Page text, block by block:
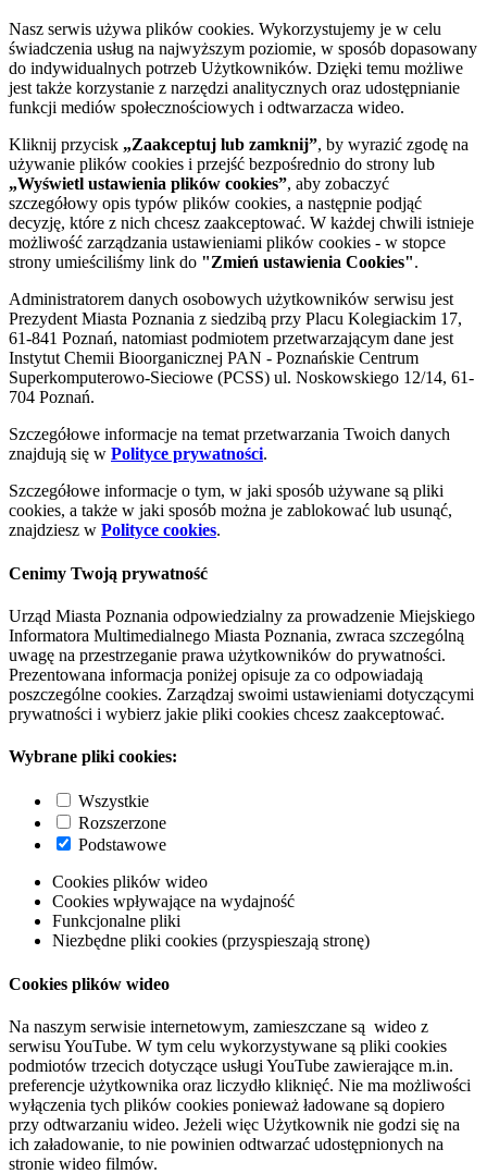
Nasz serwis używa plików cookies. Wykorzystujemy je w celu
świadczenia usług na najwyższym poziomie, w sposób dopasowany
do indywidualnych potrzeb Użytkowników. Dzięki temu możliwe
jest także korzystanie z narzędzi analitycznych oraz udostępnianie
funkcji mediów społecznościowych i odtwarzacza wideo.
Kliknij przycisk „Zaakceptuj lub zamknij”, by wyrazić zgodę na
używanie plików cookies i przejść bezpośrednio do strony lub
„Wyświetl ustawienia plików cookies”, aby zobaczyć
szczegółowy opis typów plików cookies, a następnie podjąć
decyzję, które z nich chcesz zaakceptować. W każdej chwili istnieje
możliwość zarządzania ustawieniami plików cookies - w stopce
strony umieściliśmy link do "Zmień ustawienia Cookies".
Administratorem danych osobowych użytkowników serwisu jest
Prezydent Miasta Poznania z siedzibą przy Placu Kolegiackim 17,
61-841 Poznań, natomiast podmiotem przetwarzającym dane jest
Instytut Chemii Bioorganicznej PAN - Poznańskie Centrum
Superkomputerowo-Sieciowe (PCSS) ul. Noskowskiego 12/14, 61-
704 Poznań.
Szczegółowe informacje na temat przetwarzania Twoich danych
znajdują się w Polityce prywatności.
Szczegółowe informacje o tym, w jaki sposób używane są pliki
cookies, a także w jaki sposób można je zablokować lub usunąć,
znajdziesz w Polityce cookies.
Cenimy Twoją prywatność
Urząd Miasta Poznania odpowiedzialny za prowadzenie Miejskiego
Informatora Multimedialnego Miasta Poznania, zwraca szczególną
uwagę na przestrzeganie prawa użytkowników do prywatności.
Prezentowana informacja poniżej opisuje za co odpowiadają
poszczególne cookies. Zarządzaj swoimi ustawieniami dotyczącymi
prywatności i wybierz jakie pliki cookies chcesz zaakceptować.
Wybrane pliki cookies:
Wszystkie
Rozszerzone
Podstawowe
Cookies plików wideo
Cookies wpływające na wydajność
Funkcjonalne pliki
Niezbędne pliki cookies (przyspieszają stronę)
Cookies plików wideo
Na naszym serwisie internetowym, zamieszczane są wideo z
serwisu YouTube. W tym celu wykorzystywane są pliki cookies
podmiotów trzecich dotyczące usługi YouTube zawierające m.in.
preferencje użytkownika oraz liczydło kliknięć. Nie ma możliwości
wyłączenia tych plików cookies ponieważ ładowane są dopiero
przy odtwarzaniu wideo. Jeżeli więc Użytkownik nie godzi się na
ich załadowanie, to nie powinien odtwarzać udostępnionych na
stronie wideo filmów.